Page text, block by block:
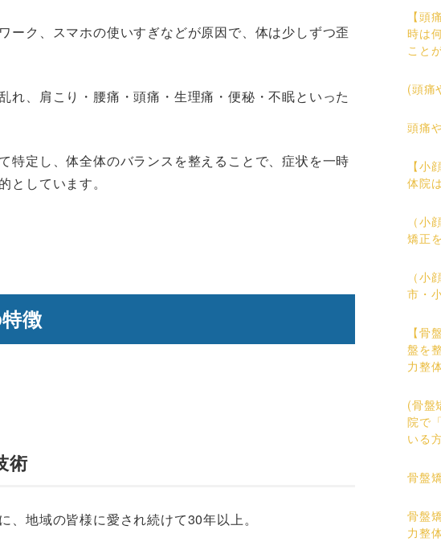
ーク、スマホの使いすぎなどが原因で、体は少しずつ歪
れ、肩こり・腰痛・頭痛・生理痛・便秘・不眠といった
特定し、体全体のバランスを整えることで、症状を一時
としています。
徴
術
地域の皆様に愛され続けて30年以上。
【頭
時は
こと
(頭痛
頭痛
【小
体院
（小
矯正
（小
市・
【骨
盤を
力整
(骨盤
院で
いる
骨盤
骨盤
力整